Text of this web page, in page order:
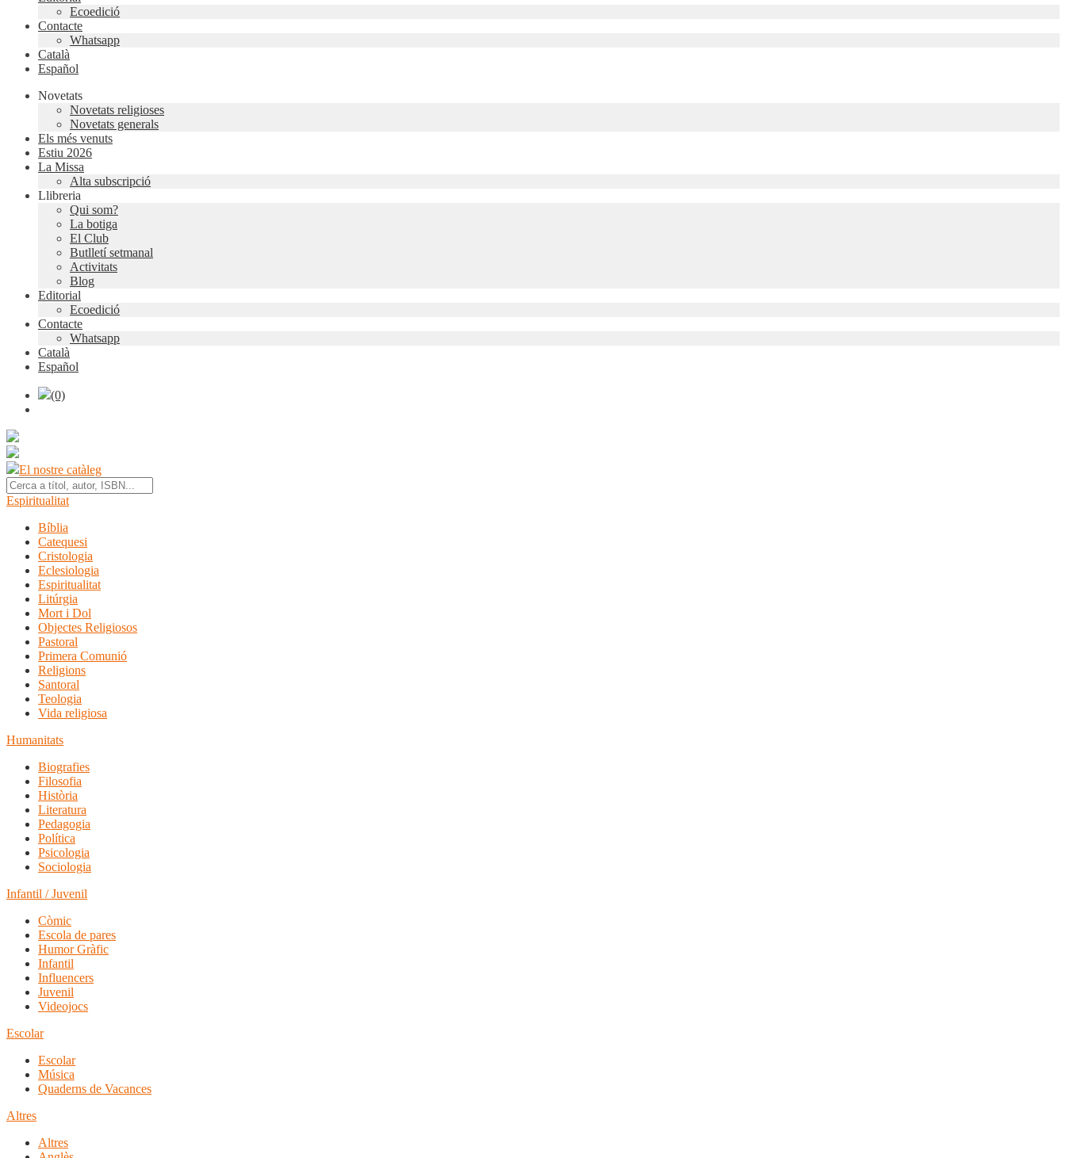
Ecoedició
Contacte
Whatsapp
Català
Español
Novetats
Novetats religioses
Novetats generals
Els més venuts
Estiu 2026
La Missa
Alta subscripció
Llibreria
Qui som?
La botiga
El Club
Butlletí setmanal
Activitats
Blog
Editorial
Ecoedició
Contacte
Whatsapp
Català
Español
(0)
El nostre catàleg
Espiritualitat
Bíblia
Catequesi
Cristologia
Eclesiologia
Espiritualitat
Litúrgia
Mort i Dol
Objectes Religiosos
Pastoral
Primera Comunió
Religions
Santoral
Teologia
Vida religiosa
Humanitats
Biografies
Filosofia
Història
Literatura
Pedagogia
Política
Psicologia
Sociologia
Infantil / Juvenil
Còmic
Escola de pares
Humor Gràfic
Infantil
Influencers
Juvenil
Videojocs
Escolar
Escolar
Música
Quaderns de Vacances
Altres
Altres